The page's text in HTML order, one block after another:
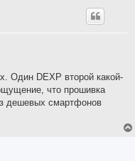
Один DEXP второй какой-
что прошивка
дешевых смартфонов